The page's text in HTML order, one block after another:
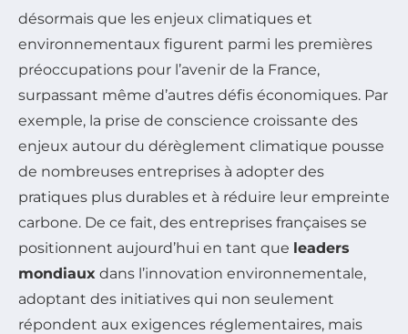
désormais que les enjeux climatiques et
environnementaux figurent parmi les premières
préoccupations pour l’avenir de la France,
surpassant même d’autres défis économiques. Par
exemple, la prise de conscience croissante des
enjeux autour du dérèglement climatique pousse
de nombreuses entreprises à adopter des
pratiques plus durables et à réduire leur empreinte
carbone. De ce fait, des entreprises françaises se
positionnent aujourd’hui en tant que leaders
mondiaux dans l’innovation environnementale,
adoptant des initiatives qui non seulement
répondent aux exigences réglementaires, mais